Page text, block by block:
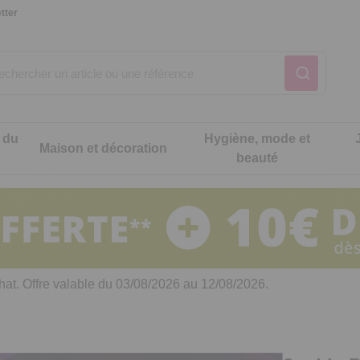
cuisine
de cuisine malins
Notre produit du
Notre produit du
Maison et décoration
Notre produit du
Hygiène, mode et
beauté
intimité
Notre produit du
Notre produit du
Notre produit du
Offre valable du 03/08/2026 au 12/08/2026.